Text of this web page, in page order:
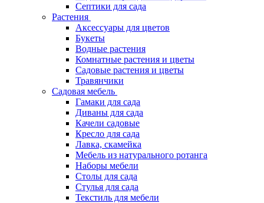
Септики для сада
Растения
Аксессуары для цветов
Букеты
Водные растения
Комнатные растения и цветы
Садовые растения и цветы
Травянчики
Садовая мебель
Гамаки для сада
Диваны для сада
Качели садовые
Кресло для сада
Лавка, скамейка
Мебель из натурального ротанга
Наборы мебели
Столы для сада
Стулья для сада
Текстиль для мебели